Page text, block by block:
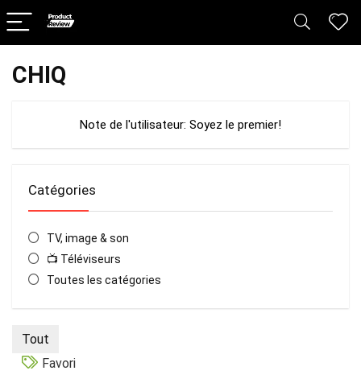
CHIQ
Note de l'utilisateur: Soyez le premier!
Catégories
TV, image & son
📺 Téléviseurs
Toutes les catégories
Tout
Favori